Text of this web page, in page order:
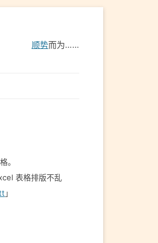
顺势而为……
。️
表格排版不乱
」